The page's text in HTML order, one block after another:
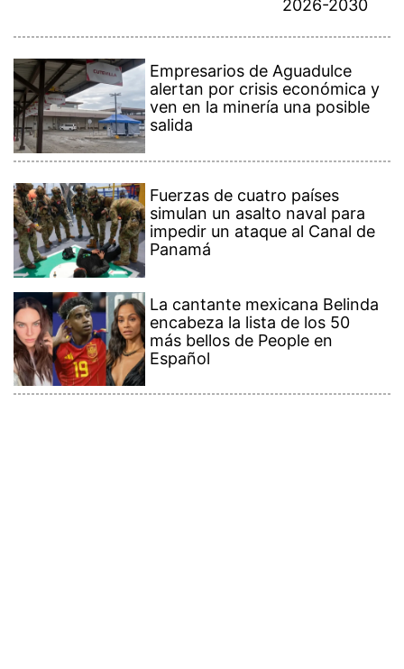
2026-2030
Empresarios de Aguadulce
alertan por crisis económica y
ven en la minería una posible
salida
Fuerzas de cuatro países
simulan un asalto naval para
impedir un ataque al Canal de
Panamá
La cantante mexicana Belinda
encabeza la lista de los 50
más bellos de People en
Español